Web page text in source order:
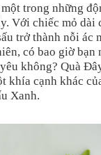
trong những
Với chiếc mỏ dài
trở thành nỗi ác
có bao giờ bạn
không? Quà
khía cạnh khác
Xanh.